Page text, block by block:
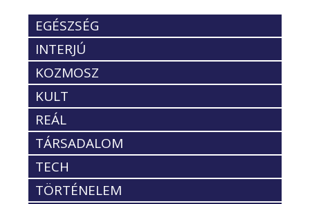
EGÉSZSÉG
INTERJÚ
KOZMOSZ
KULT
REÁL
TÁRSADALOM
TECH
TÖRTÉNELEM